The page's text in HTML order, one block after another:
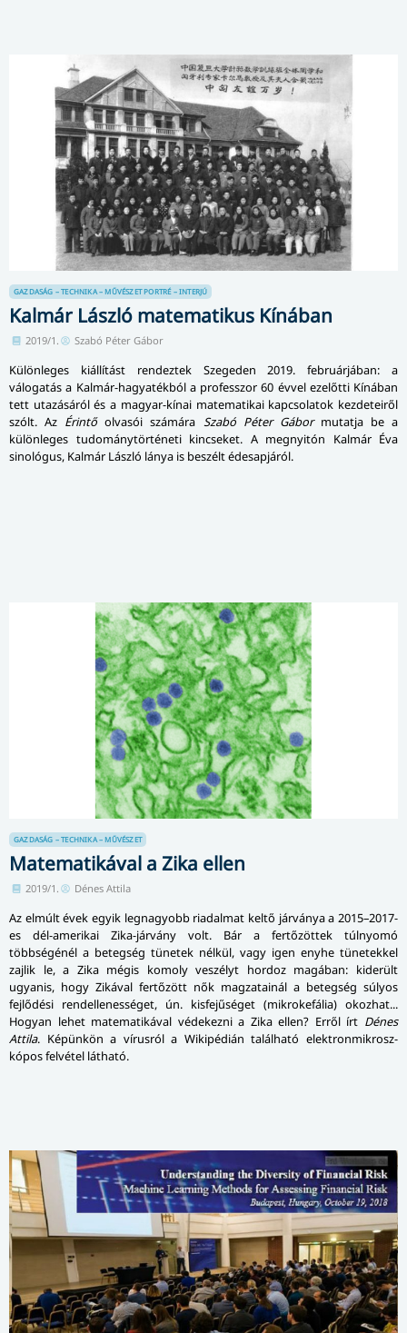
GAZDASÁG – TECHNIKA – MŰVÉSZET PORTRÉ – INTERJÚ
Kalmár László matematikus Kínában
2019/1. Szabó Péter Gábor
Különleges kiállítást rendeztek Szegeden 2019. februárjában: a
válogatás a Kalmár-hagyatékból a professzor 60 évvel ezelőtti Kínában
tett utazásáról és a magyar-kínai matematikai kapcsolatok kezdeteiről
szólt. Az Érintőolvasói számára Szabó Péter Gábormutatja be a
különleges tudománytörténeti kincseket. A megnyitón Kalmár Éva
sinológus, Kalmár László lánya is beszélt édesapjáról.
GAZDASÁG – TECHNIKA – MŰVÉSZET
Matematikával a Zika ellen
2019/1. Dénes Attila
Az elmúlt évek egyik legnagyobb riadalmat keltő járványa a 2015–2017-
es dél-amerikai Zika-járvány volt. Bár a fertőzöttek túlnyomó
többségénél a betegség tünetek nélkül, vagy igen enyhe tünetekkel
zajlik le, a Zika mégis komoly veszélyt hordoz magában: kiderült
ugyanis, hogy Zikával fertőzött nők magzatainál a betegség súlyos
fejlődési rendellenességet, ún. kisfejűséget (mikrokefália) okozhat...
Hogyan lehet matematikával védekezni a Zika ellen? Erről írt Dénes
Attila. Képünkön a vírusról a Wikipédián található elektron­mikrosz­
kópos felvétel látható.